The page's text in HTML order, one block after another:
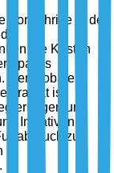
Fortschritte in der
die Kosten
Der globale
ist
und
Initiativen
zu